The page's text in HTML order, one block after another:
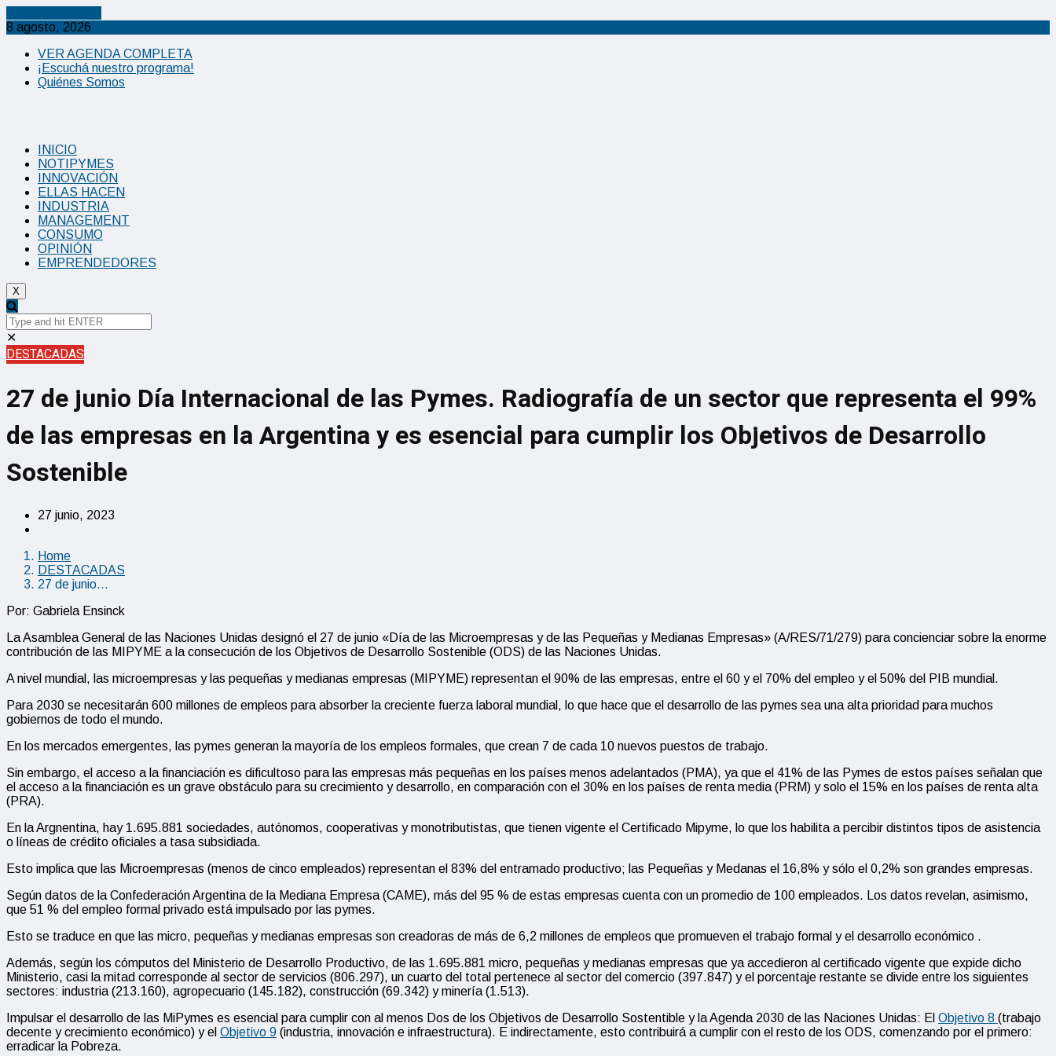
8 agosto, 2026
VER AGENDA COMPLETA
¡Escuchá nuestro programa!
Quiénes Somos
INICIO
NOTIPYMES
INNOVACIÓN
ELLAS HACEN
INDUSTRIA
MANAGEMENT
CONSUMO
OPINIÓN
EMPRENDEDORES
X
✕
DESTACADAS
27 de junio Día Internacional de las Pymes. Radiografía de un sector que representa el 99%
de las empresas en la Argentina y es esencial para cumplir los Objetivos de Desarrollo
Sostenible
27 junio, 2023
Home
DESTACADAS
27 de junio…
Por: Gabriela Ensinck
La Asamblea General de las Naciones Unidas designó el 27 de junio «Día de las Microempresas y de las Pequeñas y Medianas Empresas» (A/RES/71/279) para concienciar sobre la enorme
contribución de las MIPYME a la consecución de los Objetivos de Desarrollo Sostenible (ODS) de las Naciones Unidas.
A nivel mundial, las microempresas y las pequeñas y medianas empresas (MIPYME) representan el 90% de las empresas, entre el 60 y el 70% del empleo y el 50% del PIB mundial.
Para 2030 se necesitarán 600 millones de empleos para absorber la creciente fuerza laboral mundial, lo que hace que el desarrollo de las pymes sea una alta prioridad para muchos
gobiernos de todo el mundo.
En los mercados emergentes, las pymes generan la mayoría de los empleos formales, que crean 7 de cada 10 nuevos puestos de trabajo.
Sin embargo, el acceso a la financiación es dificultoso para las empresas más pequeñas en los países menos adelantados (PMA), ya que el 41% de las Pymes de estos países señalan que
el acceso a la financiación es un grave obstáculo para su crecimiento y desarrollo, en comparación con el 30% en los países de renta media (PRM) y solo el 15% en los países de renta alta
(PRA).
En la Argnentina, hay 1.695.881 sociedades, autónomos, cooperativas y monotributistas, que tienen vigente el Certificado Mipyme, lo que los habilita a percibir distintos tipos de asistencia
o líneas de crédito oficiales a tasa subsidiada.
Esto implica que las Microempresas (menos de cinco empleados) representan el 83% del entramado productivo; las Pequeñas y Medanas el 16,8% y sólo el 0,2% son grandes empresas.
Según datos de la Confederación Argentina de la Mediana Empresa (CAME), más del 95 % de estas empresas cuenta con un promedio de 100 empleados. Los datos revelan, asimismo,
que 51 % del empleo formal privado está impulsado por las pymes.
Esto se traduce en que las micro, pequeñas y medianas empresas son creadoras de más de 6,2 millones de empleos que promueven el trabajo formal y el desarrollo económico .
Además, según los cómputos del Ministerio de Desarrollo Productivo, de las 1.695.881 micro, pequeñas y medianas empresas que ya accedieron al certificado vigente que expide dicho
Ministerio, casi la mitad corresponde al sector de servicios (806.297), un cuarto del total pertenece al sector del comercio (397.847) y el porcentaje restante se divide entre los siguientes
sectores: industria (213.160), agropecuario (145.182), construcción (69.342) y minería (1.513).
Impulsar el desarrollo de las MiPymes es esencial para cumplir con al menos Dos de los Objetivos de Desarrollo Sostentible y la Agenda 2030 de las Naciones Unidas: El Objetivo 8 (trabajo
decente y crecimiento económico) y el Objetivo 9 (industria, innovación e infraestructura). E indirectamente, esto contribuirá a cumplir con el resto de los ODS, comenzando por el primero:
erradicar la Pobreza.